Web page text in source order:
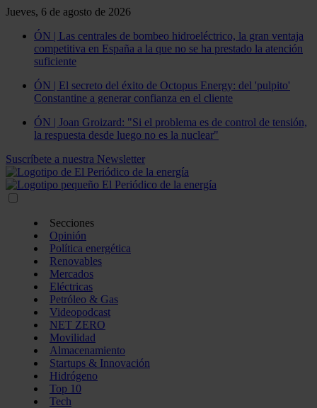
Jueves, 6 de agosto de 2026
ÓN | Las centrales de bombeo hidroeléctrico, la gran ventaja
competitiva en España a la que no se ha prestado la atención
suficiente
ÓN | El secreto del éxito de Octopus Energy: del 'pulpito'
Constantine a generar confianza en el cliente
ÓN | Joan Groizard: "Si el problema es de control de tensión,
la respuesta desde luego no es la nuclear"
Suscríbete a nuestra Newsletter
Secciones
Opinión
Política energética
Renovables
Mercados
Eléctricas
Petróleo & Gas
Videopodcast
NET ZERO
Movilidad
Almacenamiento
Startups & Innovación
Hidrógeno
Top 10
Tech